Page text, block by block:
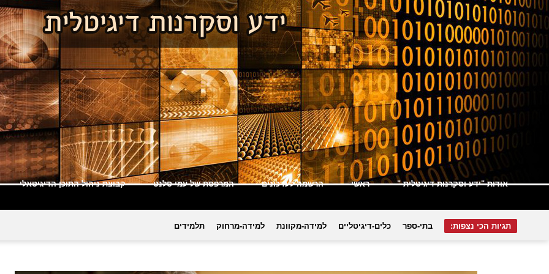
אודות "ידע וסקרנות דיגיטלית " ראשי הרשמה לעדכונים המרפסת של עמי סלנט קבוצת ניהול התוכן הדיגיטאלי
תגיות הכי נצפות: בתי-ספר כלים-דיגיטליים למידה-מקוונת למידה-מרחוק תלמידים